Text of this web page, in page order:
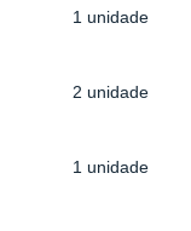
1 unidade
2 unidade
1 unidade